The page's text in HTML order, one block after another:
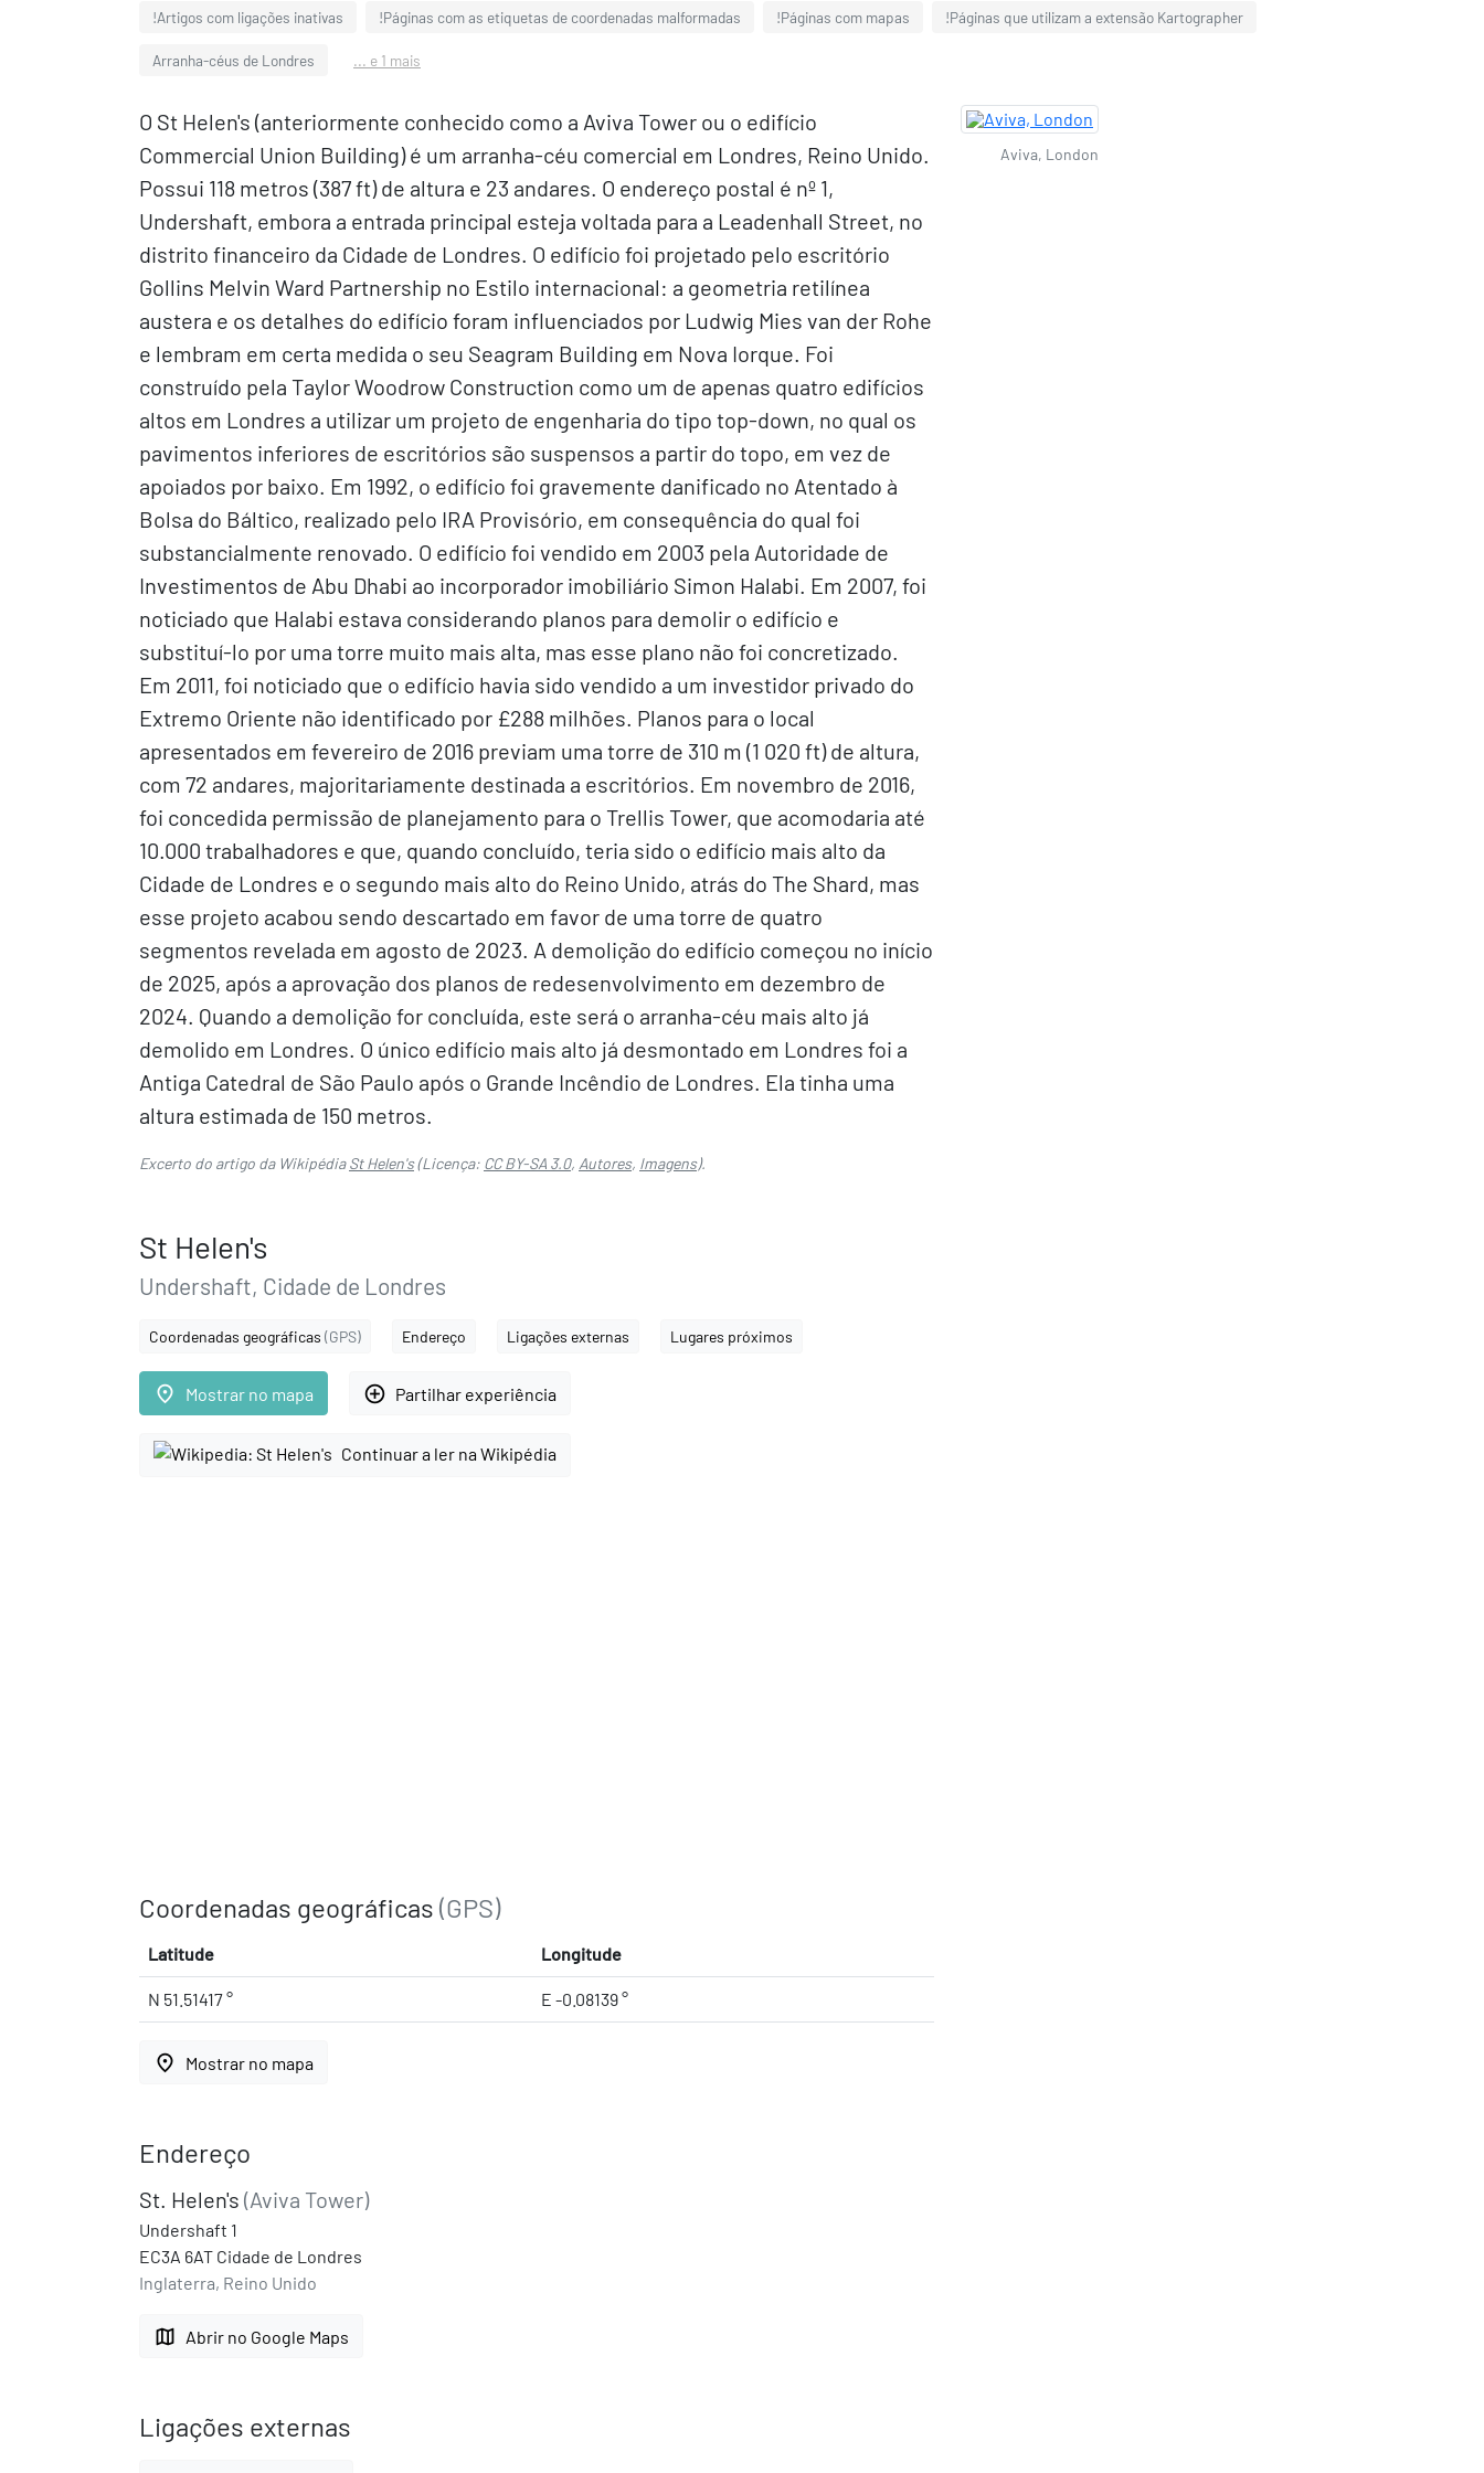
!Artigos com ligações inativas !Páginas com as etiquetas de coordenadas malformadas !Páginas com mapas !Páginas que utilizam a extensão Kartographer
Arranha-céus de Londres ... e 1 mais
O St Helen's (anteriormente conhecido como a Aviva Tower ou o edifício
Commercial Union Building) é um arranha-céu comercial em Londres, Reino Unido.
Possui 118 metros (387 ft) de altura e 23 andares. O endereço postal é nº 1,
Undershaft, embora a entrada principal esteja voltada para a Leadenhall Street, no
distrito financeiro da Cidade de Londres. O edifício foi projetado pelo escritório
Gollins Melvin Ward Partnership no Estilo internacional: a geometria retilínea
austera e os detalhes do edifício foram influenciados por Ludwig Mies van der Rohe
e lembram em certa medida o seu Seagram Building em Nova Iorque. Foi
construído pela Taylor Woodrow Construction como um de apenas quatro edifícios
altos em Londres a utilizar um projeto de engenharia do tipo top-down, no qual os
pavimentos inferiores de escritórios são suspensos a partir do topo, em vez de
apoiados por baixo. Em 1992, o edifício foi gravemente danificado no Atentado à
Bolsa do Báltico, realizado pelo IRA Provisório, em consequência do qual foi
substancialmente renovado. O edifício foi vendido em 2003 pela Autoridade de
Investimentos de Abu Dhabi ao incorporador imobiliário Simon Halabi. Em 2007, foi
noticiado que Halabi estava considerando planos para demolir o edifício e
substituí-lo por uma torre muito mais alta, mas esse plano não foi concretizado.
Em 2011, foi noticiado que o edifício havia sido vendido a um investidor privado do
Extremo Oriente não identificado por £288 milhões. Planos para o local
apresentados em fevereiro de 2016 previam uma torre de 310 m (1 020 ft) de altura,
com 72 andares, majoritariamente destinada a escritórios. Em novembro de 2016,
foi concedida permissão de planejamento para o Trellis Tower, que acomodaria até
10.000 trabalhadores e que, quando concluído, teria sido o edifício mais alto da
Cidade de Londres e o segundo mais alto do Reino Unido, atrás do The Shard, mas
esse projeto acabou sendo descartado em favor de uma torre de quatro
segmentos revelada em agosto de 2023. A demolição do edifício começou no início
de 2025, após a aprovação dos planos de redesenvolvimento em dezembro de
2024. Quando a demolição for concluída, este será o arranha-céu mais alto já
demolido em Londres. O único edifício mais alto já desmontado em Londres foi a
Antiga Catedral de São Paulo após o Grande Incêndio de Londres. Ela tinha uma
altura estimada de 150 metros.
Excerto do artigo da WikipédiaSt Helen's(Licença: CC BY-SA 3.0, Autores, Imagens).
St Helen's
Undershaft, Cidade de Londres
Coordenadas geográficas (GPS) Endereço Ligações externas Lugares próximos
place Mostrar no mapa add_circle_outline Partilhar experiência
Continuar a ler na Wikipédia
Coordenadas geográficas (GPS)
Latitude Longitude
N 51.51417 ° E -0.08139 °
place Mostrar no mapa
Endereço
St. Helen's (Aviva Tower)
Undershaft 1
EC3A 6AT Cidade de Londres
Inglaterra, Reino Unido
map Abrir no Google Maps
Ligações externas
Aviva, London